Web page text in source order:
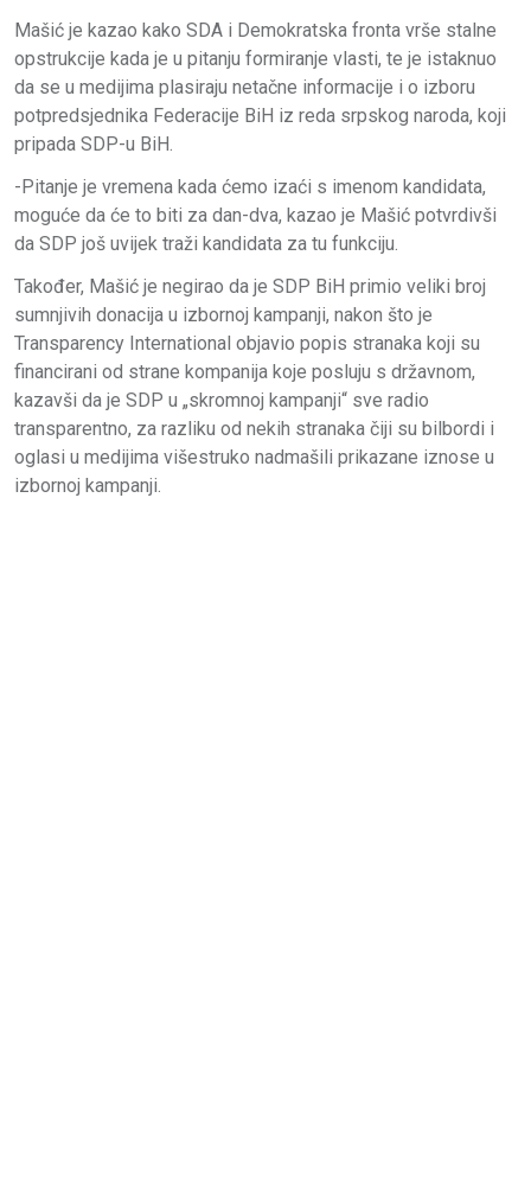
Mašić je kazao kako SDA i Demokratska fronta vrše stalne
opstrukcije kada je u pitanju formiranje vlasti, te je istaknuo
da se u medijima plasiraju netačne informacije i o izboru
potpredsjednika Federacije BiH iz reda srpskog naroda, koji
pripada SDP-u BiH.
-Pitanje je vremena kada ćemo izaći s imenom kandidata,
moguće da će to biti za dan-dva, kazao je Mašić potvrdivši
da SDP još uvijek traži kandidata za tu funkciju.
Također, Mašić je negirao da je SDP BiH primio veliki broj
sumnjivih donacija u izbornoj kampanji, nakon što je
Transparency International objavio popis stranaka koji su
financirani od strane kompanija koje posluju s državnom,
kazavši da je SDP u „skromnoj kampanji“ sve radio
transparentno, za razliku od nekih stranaka čiji su bilbordi i
oglasi u medijima višestruko nadmašili prikazane iznose u
izbornoj kampanji.